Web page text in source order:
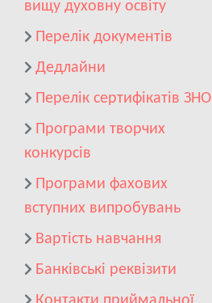
вищу духовну освіту
Перелік документів
Дедлайни
Перелік сертифікатів ЗНО
Програми творчих
конкурсів
Програми фахових
вступних випробувань
Вартість навчання
Банківські реквізити